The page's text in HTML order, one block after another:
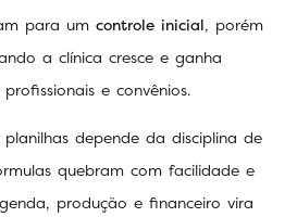
para um controle inicial, porém
a clínica cresce e ganha
e convênios.
depende da disciplina de
quebram com facilidade e
produção e financeiro vira